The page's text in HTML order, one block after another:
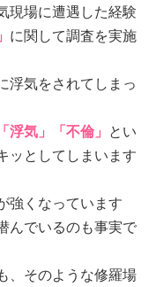
現場に遭遇した経験
に関して調査を実施
浮気をされてしまっ
「浮気」「不倫」
とい
ッとしてしまいます
強くなっています
んでいるのも事実で
、そのような修羅場